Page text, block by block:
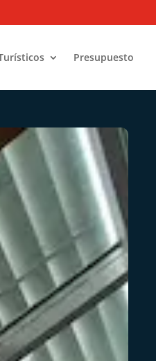
Presupuesto